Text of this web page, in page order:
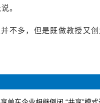
。
不多，但是既做教授又